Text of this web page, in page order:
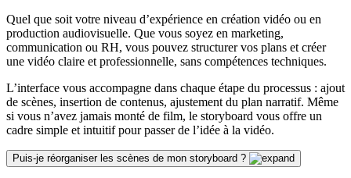
Quel que soit votre niveau d’expérience en création vidéo ou en
production audiovisuelle. Que vous soyez en marketing,
communication ou RH, vous pouvez structurer vos plans et créer
une vidéo claire et professionnelle, sans compétences techniques.
L’interface vous accompagne dans chaque étape du processus : ajout
de scènes, insertion de contenus, ajustement du plan narratif. Même
si vous n’avez jamais monté de film, le storyboard vous offre un
cadre simple et intuitif pour passer de l’idée à la vidéo.
Puis-je réorganiser les scènes de mon storyboard ?